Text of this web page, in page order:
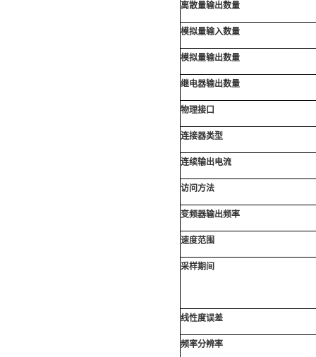
离散量输出数量
模拟量输入数量
模拟量输出数量
继电器输出数量
物理接口
连接器类型
连续输出电流
访问方法
变频器输出频率
速度范围
采样期间
线性度误差
频率分辨率